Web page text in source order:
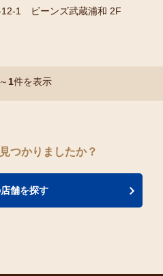
12-1 ビーンズ武蔵浦和 2F
～ 1件を表示
つかりましたか？
舗を探す